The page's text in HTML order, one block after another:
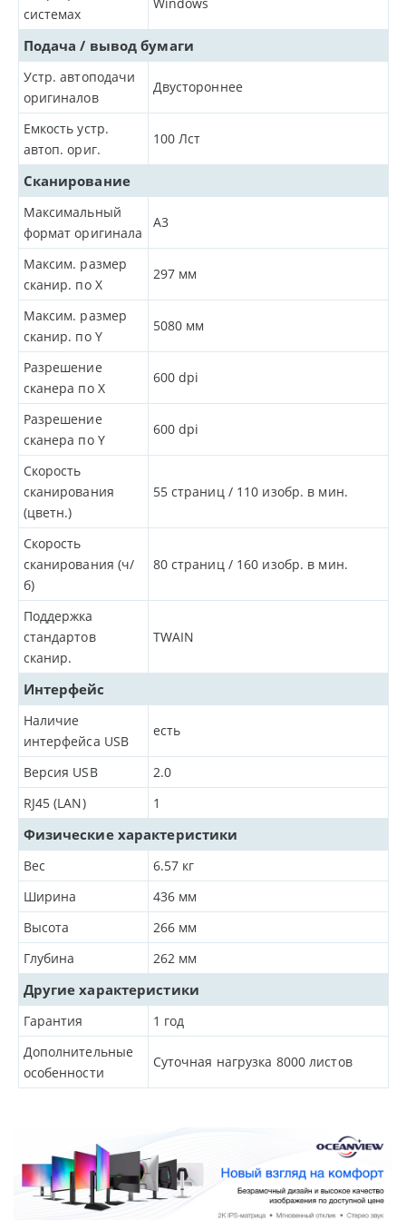
системах
Подача / вывод бумаги
Устр. автоподачи
оригиналов
Двустороннее
Емкость устр.
автоп. ориг.
100 Лст
Сканирование
Максимальный
формат оригинала
A3
Максим. размер
сканир. по X
297 мм
Максим. размер
сканир. по Y
5080 мм
Разрешение
сканера по Х
600 dpi
Разрешение
сканера по Y
600 dpi
Скорость
сканирования
(цветн.)
55 страниц / 110 изобр. в мин.
Скорость
сканирования (ч/
б)
80 страниц / 160 изобр. в мин.
Поддержка
стандартов
сканир.
TWAIN
Интерфейс
Наличие
интерфейса USB
есть
Версия USB
2.0
RJ45 (LAN)
1
Физические характеристики
Вес 6.57 кг
Ширина
436 мм
Высота
266 мм
Глубина
262 мм
Другие характеристики
Гарантия
1 год
Дополнительные
особенности
Суточная нагрузка 8000 листов